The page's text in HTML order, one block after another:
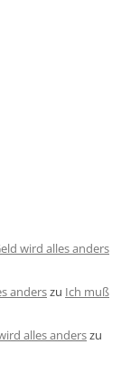
wird alles anders
anderszu Ich muß
alles anderszu